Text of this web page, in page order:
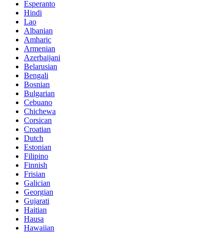
Esperanto
Hindi
Lao
Albanian
Amharic
Armenian
Azerbaijani
Belarusian
Bengali
Bosnian
Bulgarian
Cebuano
Chichewa
Corsican
Croatian
Dutch
Estonian
Filipino
Finnish
Frisian
Galician
Georgian
Gujarati
Haitian
Hausa
Hawaiian